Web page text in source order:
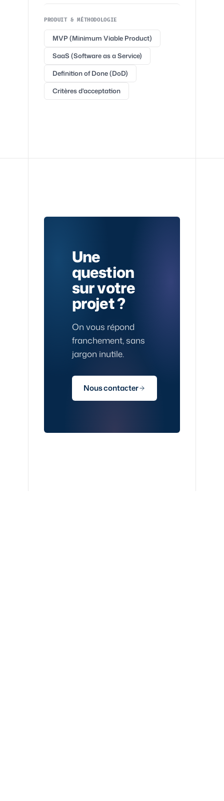
PRODUIT & MÉTHODOLOGIE
MVP (Minimum Viable Product)
SaaS (Software as a Service)
Definition of Done (DoD)
Critères d'acceptation
Une
question
sur votre
projet ?
On vous répond
franchement, sans
jargon inutile.
Nous contacter